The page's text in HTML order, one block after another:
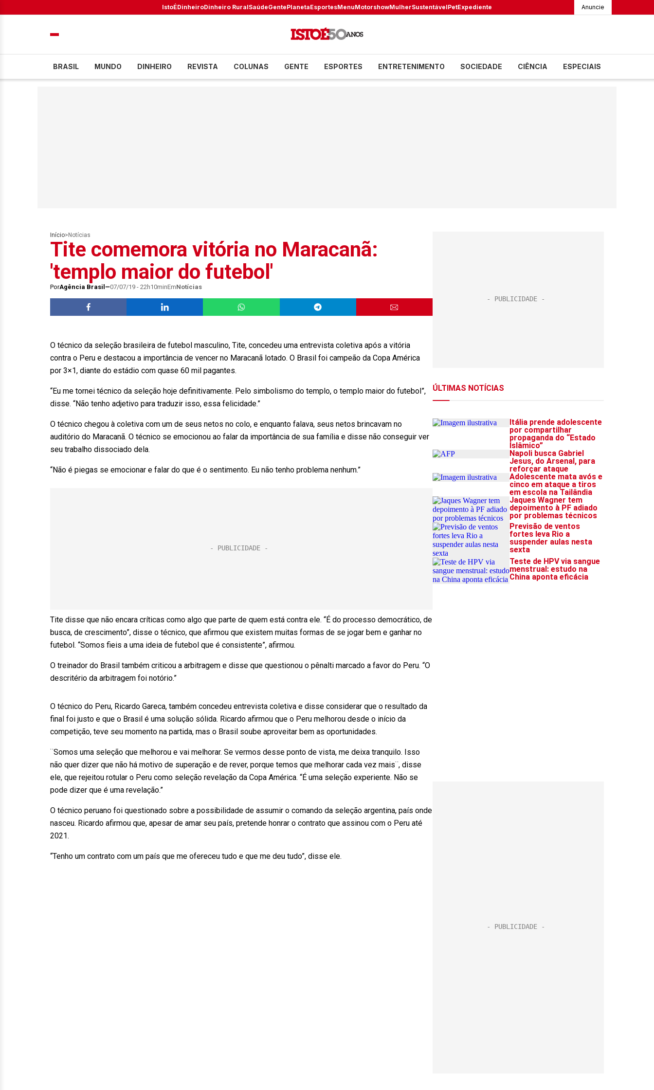
IstoÉDinheiroDinheiro RuralSaúdeGentePlanetaEsportesMenuMotorshowMulherSustentávelPetExpediente Anuncie
BRASIL MUNDO DINHEIRO REVISTA COLUNAS GENTE ESPORTES ENTRETENIMENTO SOCIEDADE CIÊNCIA ESPECIAIS
Início> Notícias
Tite comemora vitória no Maracanã:
'templo maior do futebol'
PorAgência Brasil 07/07/19 - 22h10minEmNotícias
O técnico da seleção brasileira de futebol masculino, Tite, concedeu uma entrevista coletiva após a vitória
contra o Peru e destacou a importância de vencer no Maracanã lotado. O Brasil foi campeão da Copa América
por 3×1, diante do estádio com quase 60 mil pagantes.
“Eu me tornei técnico da seleção hoje definitivamente. Pelo simbolismo do templo, o templo maior do futebol”,
disse. “Não tenho adjetivo para traduzir isso, essa felicidade.”
O técnico chegou à coletiva com um de seus netos no colo, e enquanto falava, seus netos brincavam no
auditório do Maracanã. O técnico se emocionou ao falar da importância de sua família e disse não conseguir ver
seu trabalho dissociado dela.
“Não é piegas se emocionar e falar do que é o sentimento. Eu não tenho problema nenhum.”
Tite disse que não encara críticas como algo que parte de quem está contra ele. “É do processo democrático, de
busca, de crescimento”, disse o técnico, que afirmou que existem muitas formas de se jogar bem e ganhar no
futebol. “Somos fieis a uma ideia de futebol que é consistente”, afirmou.
O treinador do Brasil também criticou a arbitragem e disse que questionou o pênalti marcado a favor do Peru. “O
descritério da arbitragem foi notório.”
O técnico do Peru, Ricardo Gareca, também concedeu entrevista coletiva e disse considerar que o resultado da
final foi justo e que o Brasil é uma solução sólida. Ricardo afirmou que o Peru melhorou desde o início da
competição, teve seu momento na partida, mas o Brasil soube aproveitar bem as oportunidades.
¨Somos uma seleção que melhorou e vai melhorar. Se vermos desse ponto de vista, me deixa tranquilo. Isso
não quer dizer que não há motivo de superação e de rever, porque temos que melhorar cada vez mais¨, disse
ele, que rejeitou rotular o Peru como seleção revelação da Copa América. “É uma seleção experiente. Não se
pode dizer que é uma revelação.”
O técnico peruano foi questionado sobre a possibilidade de assumir o comando da seleção argentina, país onde
nasceu. Ricardo afirmou que, apesar de amar seu país, pretende honrar o contrato que assinou com o Peru até
2021.
“Tenho um contrato com um país que me ofereceu tudo e que me deu tudo”, disse ele.